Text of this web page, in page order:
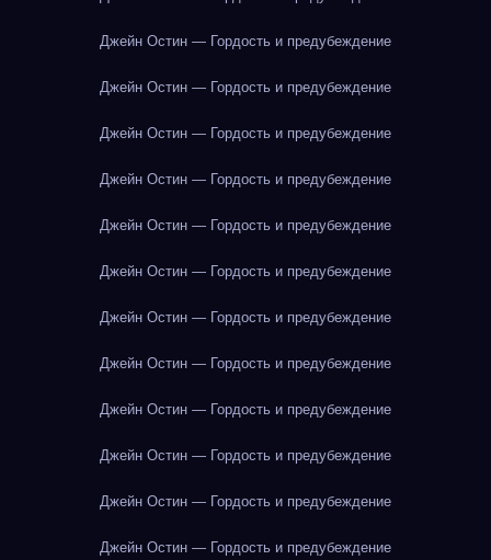
Джейн Остин — Гордость и предубеждение
Джейн Остин — Гордость и предубеждение
Джейн Остин — Гордость и предубеждение
Джейн Остин — Гордость и предубеждение
Джейн Остин — Гордость и предубеждение
Джейн Остин — Гордость и предубеждение
Джейн Остин — Гордость и предубеждение
Джейн Остин — Гордость и предубеждение
Джейн Остин — Гордость и предубеждение
Джейн Остин — Гордость и предубеждение
Джейн Остин — Гордость и предубеждение
Джейн Остин — Гордость и предубеждение